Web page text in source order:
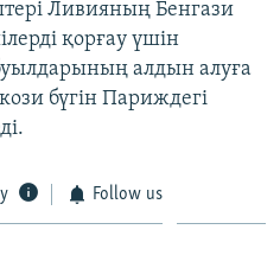
Ливияның Бенгази
қорғау үшін
алдын алуға
бүгін Париждегі
Follow us